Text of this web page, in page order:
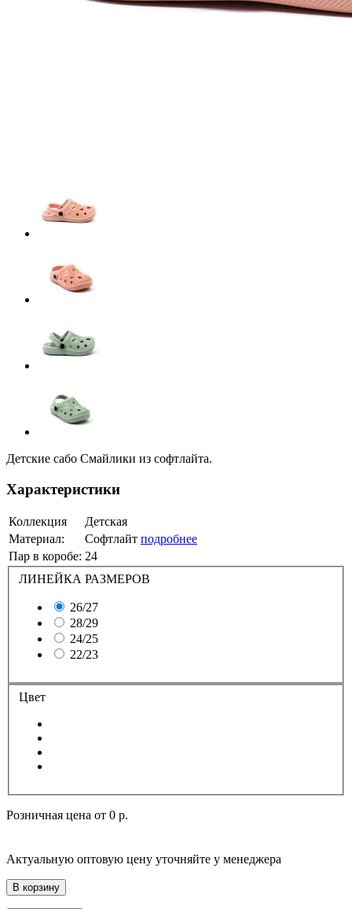
Детские сабо Смайлики из софтлайта.
Характеристики
Коллекция
Детская
Материал:
Софтлайт подробнее
Пар в коробе: 24
ЛИНЕЙКА РАЗМЕРОВ
26/27
28/29
24/25
22/23
Цвет
Розничная цена от 0 р.
Актуальную оптовую цену уточняйте у менеджера
В корзину